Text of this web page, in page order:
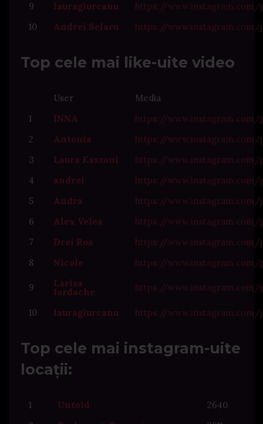
9
lauragiurcanu
https://
10
Andrei Selaru https://www.instagram.com/
Top cele mai like-uite video
User
Media
1
INNA
https://
2
Antonia
https://
3
Laura Kaszoni
https://www.instagram.com/
4
andrei
https://
5
Andra
https://www.instagram.com/
6
Alex Velea
https://
7
Drei Ros
https://
8
Nicole https://www.instagram.com/
9 Larisa
Iordache https://
10 lauragiurcanu https://
Top cele mai instagram-uite
locații:
1 Untold
2640